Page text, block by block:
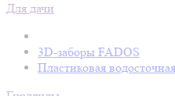
Для дачи
3D-заборы FADOS
Пластиковая